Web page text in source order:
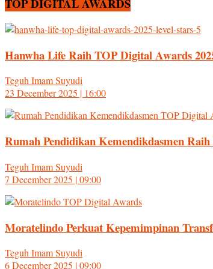
TOP DIGITAL AWARDS
Hanwha Life Raih TOP Digital Awards
Teguh Imam Suyudi
23 December 2025 | 16:00
Rumah Pendidikan Kemendikdasmen
Teguh Imam Suyudi
7 December 2025 | 09:00
Moratelindo Perkuat Kepemimpinan
Teguh Imam Suyudi
6 December 2025 | 09:00